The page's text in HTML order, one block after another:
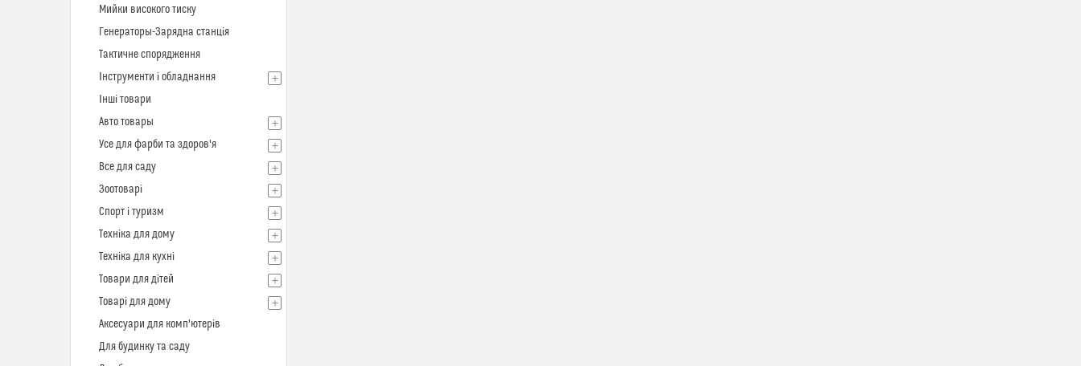
Мийки високого тиску
Генераторы-Зарядна станція
Тактичне спорядження
Інструменти і обладнання
Інші товари
Авто товары
Усе для фарби та здоров'я
Все для саду
Зоотоварі
Спорт і туризм
Техніка для дому
Техніка для кухні
Товари для дітей
Товарі для дому
Аксесуари для комп'ютерів
Для будинку та саду